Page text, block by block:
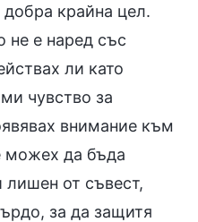
крайна цел.
не е наред със
ли като
чувство за
внимание към
можех да бъда
лишен от съвест,
за да защитя